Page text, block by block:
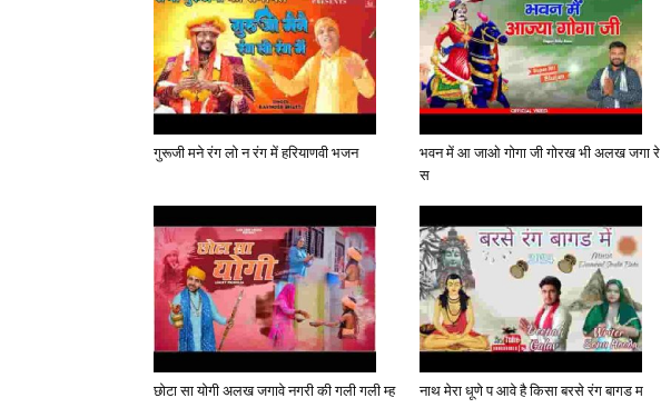
गुरूजी मने रंग लो न रंग में हरियाणवी भजन
भवन में आ जाओ गोगा जी गोरख भी अलख जगा रे
स
छोटा सा योगी अलख जगावे नगरी की गली गली म्ह नाथ मेरा धूणे प आवे है किसा बरसे रंग बागड म